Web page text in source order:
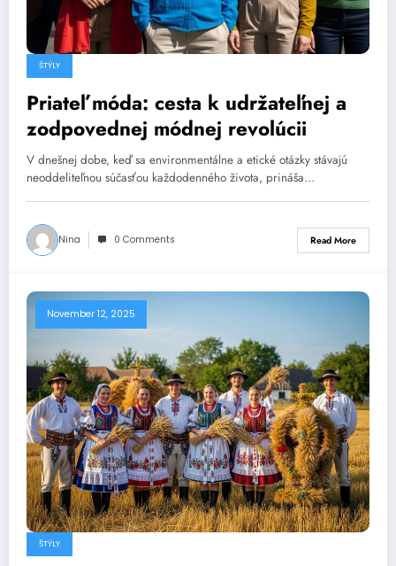
ŠTÝLY
Priateľ móda: cesta k udržateľnej a
zodpovednej módnej revolúcii
V dnešnej dobe, keď sa environmentálne a etické otázky stávajú
neoddeliteľnou súčasťou každodenného života, prináša…
Nina 0 Comments Read More
November 12, 2025
ŠTÝLY